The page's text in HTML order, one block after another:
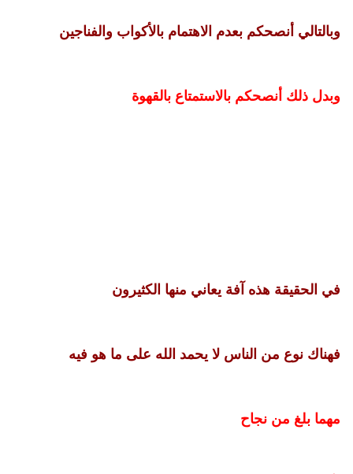
وبالتالي أنصحكم بعدم الاهتمام بالأكواب والفناجين
وبدل ذلك أنصحكم بالاستمتاع بالقهوة
في الحقيقة هذه آفة يعاني منها الكثيرون
فهناك نوع من الناس لا يحمد الله على ما هو فيه
مهما بلغ من نجاح